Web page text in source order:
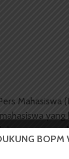
Mahasiswa
yang
secara
Utara
BOPM